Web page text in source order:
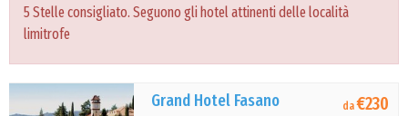
5 Stelle consigliato. Seguono gli hotel attinenti delle località
limitrofe
Grand Hotel Fasano da€230